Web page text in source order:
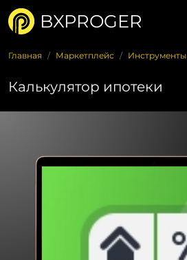
BXPROGER
Главная Маркетплейс Инструменты
Калькулятор ипотеки